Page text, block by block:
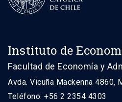
Instituto de
Facultad de Economía y
Avda. Vicuña Mackenna 4860,
Teléfono: +56 2 2354 4303